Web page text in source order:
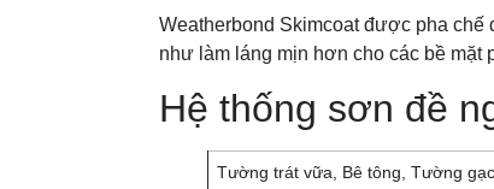
Weatherbond Skimcoat được pha chế
như làm láng mịn hơn cho các bề mặt
Hệ thống sơn đề
Tường trát vữa, Bê tông, Tường